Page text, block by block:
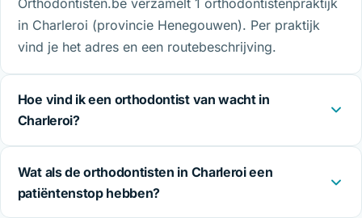
in Charleroi (provincie Henegouwen). Per praktijk
vind je het adres en een routebeschrijving.
Hoe vind ik een orthodontist van wacht in
Charleroi?
Wat als de orthodontisten in Charleroi een
patiëntenstop hebben?